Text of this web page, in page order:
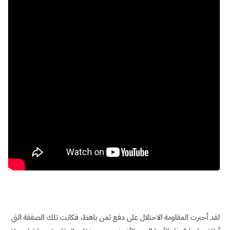
لقد أجبرت المقاومة الاحتلال على دفع ثمن باهظ، فكانت تلك الصفقة التي